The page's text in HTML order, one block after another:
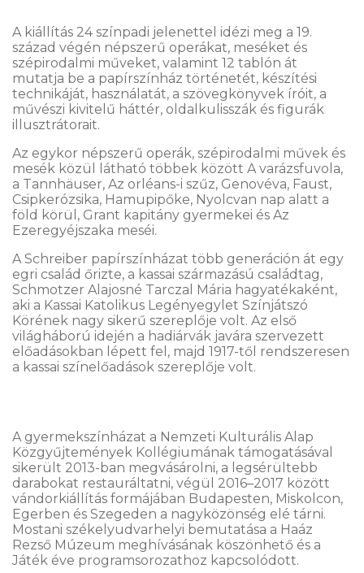
A kiállítás 24 színpadi jelenettel idézi meg a 19.
század végén népszerű operákat, meséket és
szépirodalmi műveket, valamint 12 tablón át
mutatja be a papírszínház történetét, készítési
technikáját, használatát, a szövegkönyvek íróit, a
művészi kivitelű háttér, oldalkulisszák és figurák
illusztrátorait.
Az egykor népszerű operák, szépirodalmi művek és
mesék közül látható többek között A varázsfuvola,
a Tannhäuser, Az orléans-i szűz, Genovéva, Faust,
Csipkerózsika, Hamupipőke, Nyolcvan nap alatt a
föld körül, Grant kapitány gyermekei és Az
Ezeregyéjszaka meséi.
A Schreiber papírszínházat több generáción át egy
egri család őrizte, a kassai származású családtag,
Schmotzer Alajosné Tarczal Mária hagyatékaként,
aki a Kassai Katolikus Legényegylet Színjátszó
Körének nagy sikerű szereplője volt. Az első
világháború idején a hadiárvák javára szervezett
előadásokban lépett fel, majd 1917-től rendszeresen
a kassai színelőadások szereplője volt.
A gyermekszínházat a Nemzeti Kulturális Alap
Közgyűjtemények Kollégiumának támogatásával
sikerült 2013-ban megvásárolni, a legsérültebb
darabokat restauráltatni, végül 2016–2017 között
vándorkiállítás formájában Budapesten, Miskolcon,
Egerben és Szegeden a nagyközönség elé tárni.
Mostani székelyudvarhelyi bemutatása a Haáz
Rezső Múzeum meghívásának köszönhető és a
Játék éve programsorozathoz kapcsolódott.